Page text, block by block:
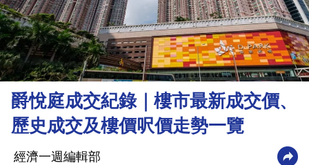
資
樓
市
理
財
商
業
爵悅庭成交紀錄｜樓市最新成交價、
歷史成交及樓價呎價走勢一覽
經濟一週編輯部